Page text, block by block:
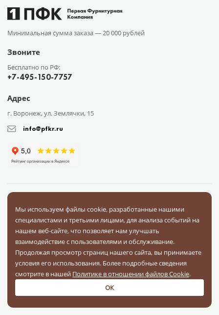
Минимальная сумма заказа —20 000 рублей
Звоните
Бесплатно по РФ:
+7-495-150-7757
Адрес
г. Воронеж, ул. Землячки, 15
info@pfkr.ru
Поставщикам
Блог Контакты Отзывы
Вопрос-ответ
На связи в соц. сетях
Мы используем файлы cookie, разработанные нашими
специалистами и третьими лицами, для анализа событий на
нашем веб-сайте, что позволяет нам улучшать
взаимодействие с пользователями и обслуживание.
Продолжая просмотр страниц нашего сайта, вы принимаете
условия его использования. Более подробные сведения
смотрите в нашей Политике в отношении файлов Cookie.
ОК